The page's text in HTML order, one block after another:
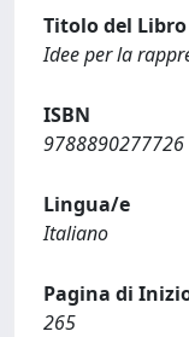
Titolo del Libro
Idee per la
ISBN
9788890277726
Lingua/e
Italiano
Pagina di
265